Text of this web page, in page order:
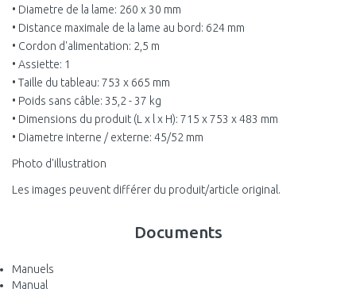
• Diametre de la lame: 260 x 30 mm
• Distance maximale de la lame au bord: 624 mm
• Cordon d'alimentation: 2,5 m
• Assiette: 1
• Taille du tableau: 753 x 665 mm
• Poids sans câble: 35,2 - 37 kg
• Dimensions du produit (L x l x H): 715 x 753 x 483 mm
• Diametre interne / externe: 45/52 mm
Photo d'illustration
Les images peuvent différer du produit/article original.
Documents
Manuels
Manual